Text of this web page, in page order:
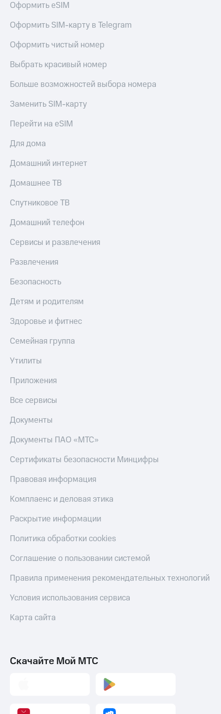
Оформить eSIM
Оформить SIM-карту в Telegram
Оформить чистый номер
Выбрать красивый номер
Больше возможностей выбора номера
Заменить SIM-карту
Перейти на eSIM
Для дома
Домашний интернет
Домашнее ТВ
Спутниковое ТВ
Домашний телефон
Сервисы и развлечения
Развлечения
Безопасность
Детям и родителям
Здоровье и фитнес
Семейная группа
Утилиты
Приложения
Все сервисы
Документы
Документы ПАО «МТС»
Сертификаты безопасности Минцифры
Правовая информация
Комплаенс и деловая этика
Раскрытие информации
Политика обработки cookies
Соглашение о пользовании системой
Правила применения рекомендательных технологий
Условия использования сервиса
Карта сайта
Скачайте Мой МТС